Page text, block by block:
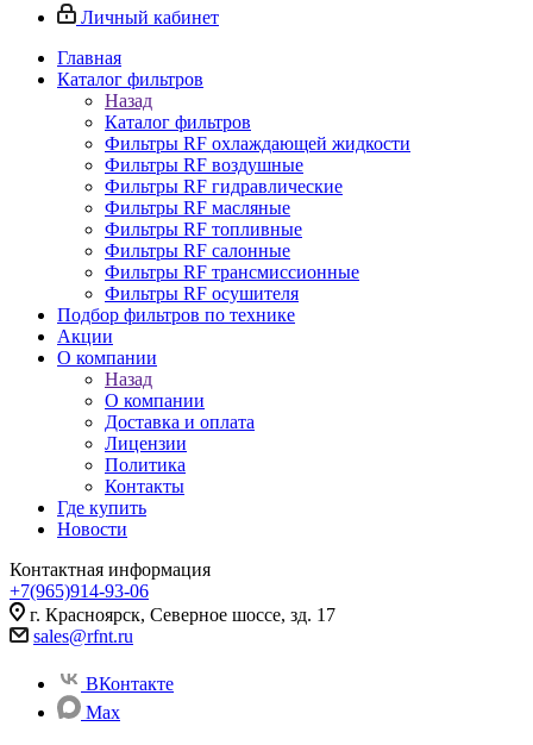
Личный кабинет
Главная
Каталог фильтров
Назад
Каталог фильтров
Фильтры RF охлаждающей жидкости
Фильтры RF воздушные
Фильтры RF гидравлические
Фильтры RF масляные
Фильтры RF топливные
Фильтры RF салонные
Фильтры RF трансмиссионные
Фильтры RF осушителя
Подбор фильтров по технике
Акции
О компании
Назад
О компании
Доставка и оплата
Лицензии
Политика
Контакты
Где купить
Новости
Контактная информация
+7(965)914-93-06
г. Красноярск, Северное шоссе, зд. 17
sales@rfnt.ru
ВКонтакте
Max